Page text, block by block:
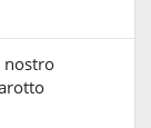
nostro